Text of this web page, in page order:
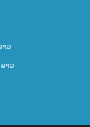
າວ
າວ